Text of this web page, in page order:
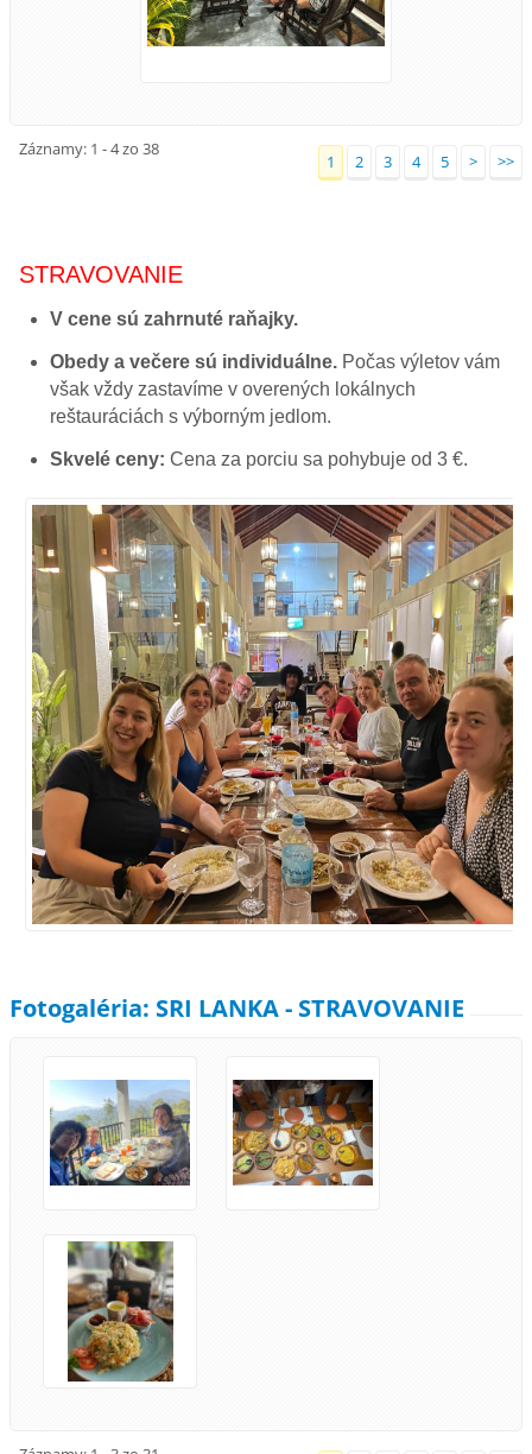
Záznamy: 1 - 4 zo 38
1 2 3 4 5 > >>
STRAVOVANIE
V cene sú zahrnuté raňajky.
Obedy a večere sú individuálne. Počas výletov vám
však vždy zastavíme v overených lokálnych
reštauráciách s výborným jedlom.
Skvelé ceny: Cena za porciu sa pohybuje od 3 €.
Fotogaléria: SRI LANKA - STRAVOVANIE